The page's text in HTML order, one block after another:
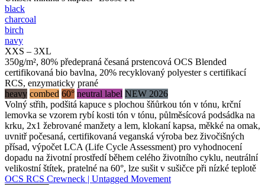
black
charcoal
birch
navy
XXS – 3XL
350g/m², 80% předepraná česaná prstencová OCS Blended
certifikovaná bio bavlna, 20% recyklovaný polyester s certifikací
RCS, enzymaticky prané
heavy combed 60° neutral label NEW 2026
Volný střih, podšitá kapuce s plochou šňůrkou tón v tónu, krční
lemovka se vzorem rybí kosti tón v tónu, půlměsícová podsádka na
krku, 2x1 žebrované manžety a lem, klokaní kapsa, měkké na omak,
uvnitř počesaná, certifikovaná veganská výroba bez živočišných
přísad, výpočet LCA (Life Cycle Assessment) pro vyhodnocení
dopadu na životní prostředí během celého životního cyklu, neutrální
velikostní štítek, pratelné na 60°, lze sušit v sušičce při nízké teplotě
OCS RCS Crewneck | Untagged Movement